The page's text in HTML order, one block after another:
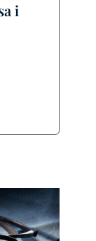
i